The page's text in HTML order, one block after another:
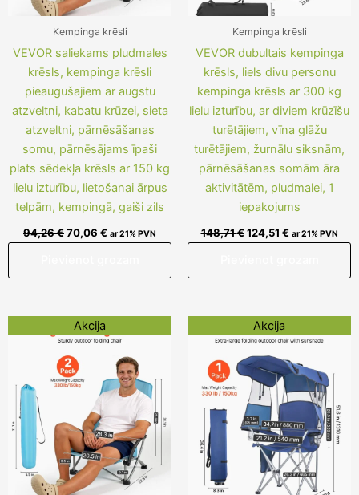
Kempinga krēsli
VEVOR saliekams pludmales
krēsls, kempinga krēsli
pieaugušajiem ar augstu
atzveltni, kabatu krūzei, sieta
atzveltni, pārnēsāšanas
somu, pārnēsājams īpaši
plats sēdekļa krēsls ar 150 kg
lielu izturību, lietošanai ārpus
telpām, kempingā, gaiši zils
94,26€70,06 € ar 21% PVN
Kempinga krēsli
VEVOR dubultais kempinga
krēsls, liels divu personu
kempinga krēsls ar 300 kg
lielu izturību, ar diviem krūzīšu
turētājiem, vīna glāžu
turētājiem, žurnālu siksnām,
pārnēsāšanas somām āra
aktivitātēm, pludmalei, 1
iepakojums
148,71€ 124,51 € ar 21% PVN
Akcija
Original
price
122,09 €.
price
97,89 €.
Akcija
Original
price
113,62 €.
price
89,42 €.